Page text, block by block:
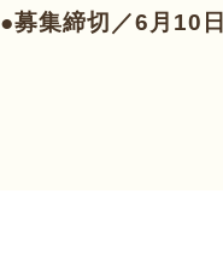
●募集締切／6月10日